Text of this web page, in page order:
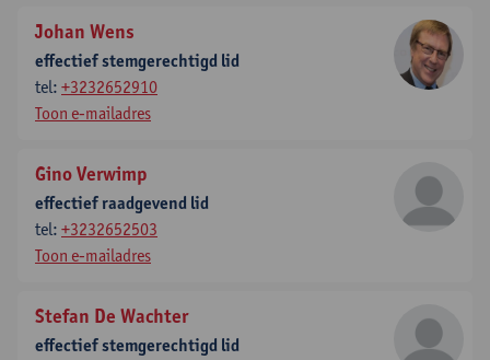
Johan Wens
effectief stemgerechtigd lid
tel: +3232652910
Toon e-mailadres
Gino Verwimp
effectief raadgevend lid
tel: +3232652503
Toon e-mailadres
Stefan De Wachter
effectief stemgerechtigd lid